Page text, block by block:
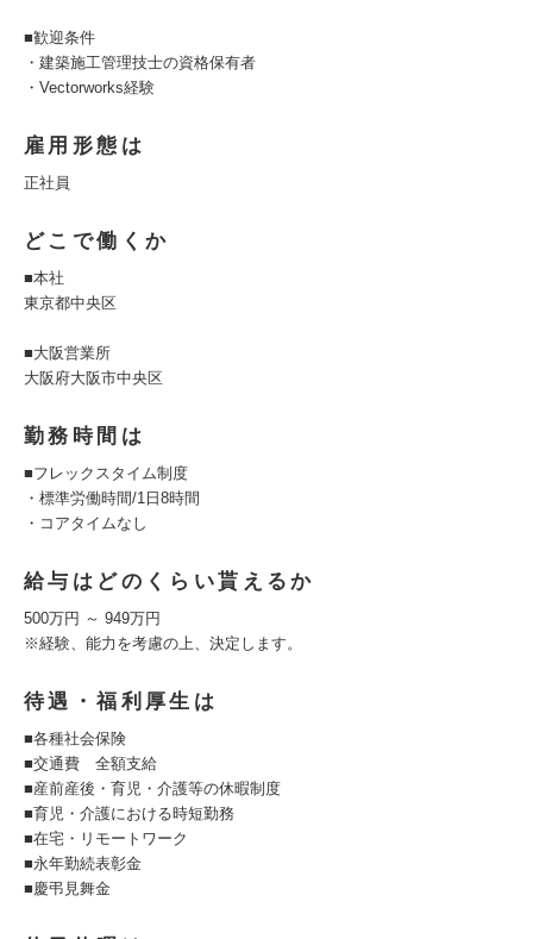
■歓迎条件
・建築施工管理技士の資格保有者
・Vectorworks経験
雇用形態は
正社員
どこで働くか
■本社
東京都中央区
■大阪営業所
大阪府大阪市中央区
勤務時間は
■フレックスタイム制度
・標準労働時間/1日8時間
・コアタイムなし
給与はどのくらい貰えるか
500万円 ～ 949万円
※経験、能力を考慮の上、決定します。
待遇・福利厚生は
■各種社会保険
■交通費 全額支給
■産前産後・育児・介護等の休暇制度
■育児・介護における時短勤務
■在宅・リモートワーク
■永年勤続表彰金
■慶弔見舞金